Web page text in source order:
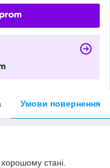
Умови повернення
стані.